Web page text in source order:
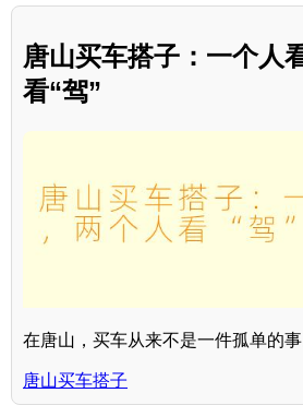
唐山买车搭子：一个人
看“驾”
在唐山，买车从来不是一件孤单的事
唐山买车搭子